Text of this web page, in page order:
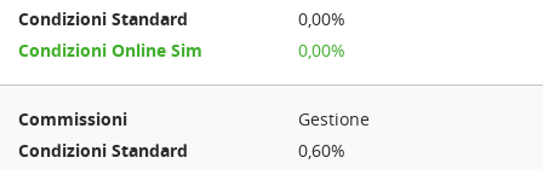
0,00%
0,00%
Gestione
0,60%